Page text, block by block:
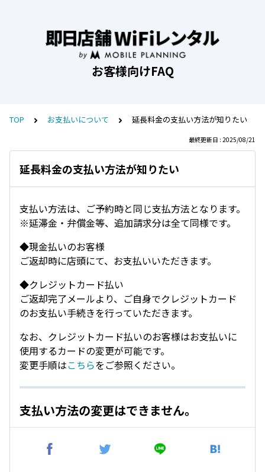
お客様向けFAQ
TOP お支払いについて 延長料金の支払い方法が知りたい
最終更新日 : 2025/08/21
延長料金の支払い方法が知りたい
支払い方法は、ご予約時と同じ支払方法となります。
※延滞金・弁償金等、追加請求分は全て同様です。
◆現金払いのお客様
ご返却時に店頭にて、お支払いいただきます。
◆クレジットカード払い
ご返却完了メールより、ご自身でクレジットカード
のお支払い手続きを行っていただきます。
なお、クレジットカード払いのお客様はお支払いに
使用するカードの変更が可能です。
変更手順はこちらをご参照ください。
支払い方法の変更はできません。